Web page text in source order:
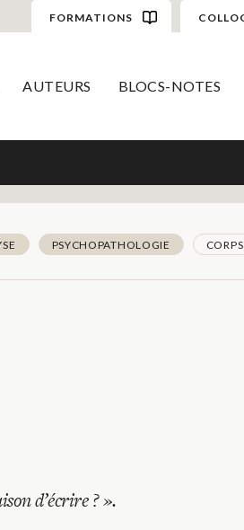
FORMATIONS
AUTEURS BLOCS-NOTES
PSYCHOPATHOLOGIE CORPS
d’écrire ? ».